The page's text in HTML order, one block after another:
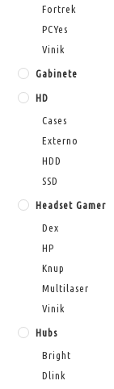
Fortrek
PCYes
Vinik
Gabinete
HD
Cases
Externo
HDD
SSD
Headset Gamer
Dex
HP
Knup
Multilaser
Vinik
Hubs
Bright
Dlink